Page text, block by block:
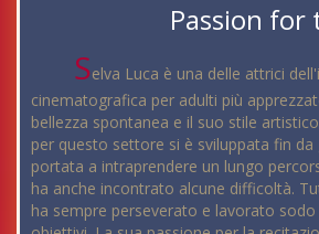
Passion
Selva Luca è una delle attrici
cinematografica per adulti più
bellezza spontanea e il suo stile
per questo settore si è sviluppata fin da
portata a intraprendere un lungo
ha anche incontrato alcune difficoltà.
ha sempre perseverato e lavorato